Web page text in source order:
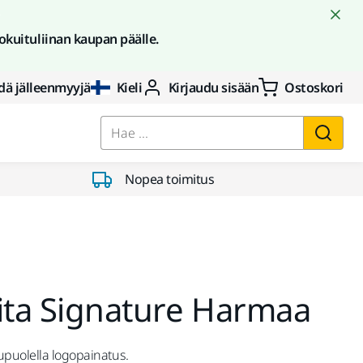
kaupan päälle.
jälleenmyyjä Kieli Kirjaudu sisään Ostoskori
Hae ...
Nopea toimitus
Signature Harmaa
logopainatus.